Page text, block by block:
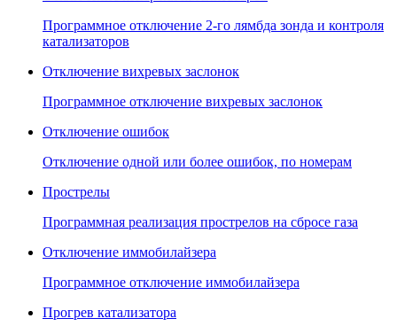
Программное отключение 2-го лямбда зонда и контроля
катализаторов
Отключение вихревых заслонок
Программное отключение вихревых заслонок
Отключение ошибок
Отключение одной или более ошибок, по номерам
Прострелы
Программная реализация прострелов на сбросе газа
Отключение иммобилайзера
Программное отключение иммобилайзера
Прогрев катализатора